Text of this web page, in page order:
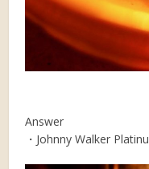
Answer
・Johnny Walker Platinu